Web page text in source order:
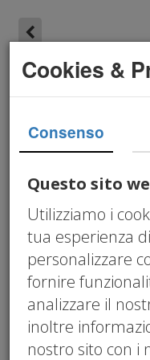
Il
Cookies &
Consenso
Questo sito
Utilizziamo i
tua esperienza
personalizzare
fornire
analizzare il
inoltre
nostro sito con i